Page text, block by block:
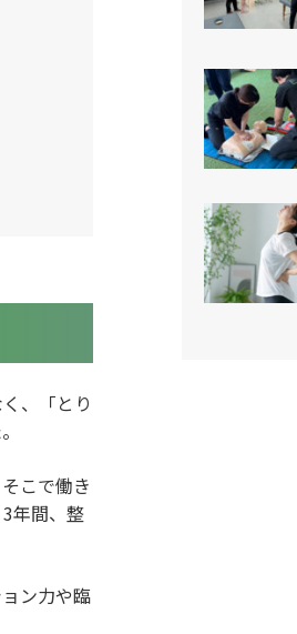
、「とり
こで働き
年間、整
ン力や臨